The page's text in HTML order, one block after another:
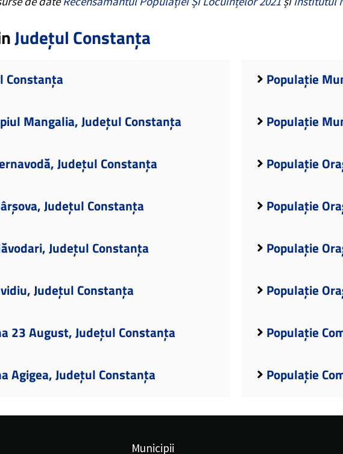
Județul Constanța
Constanța Populație
Mangalia, Județul Constanța Populație
Județul Constanța Populație
Județul Constanța Populație
Județul Constanța Populație
Județul Constanța Populație
23 August, Județul Constanța Populație
Agigea, Județul Constanța Populație
Municipii